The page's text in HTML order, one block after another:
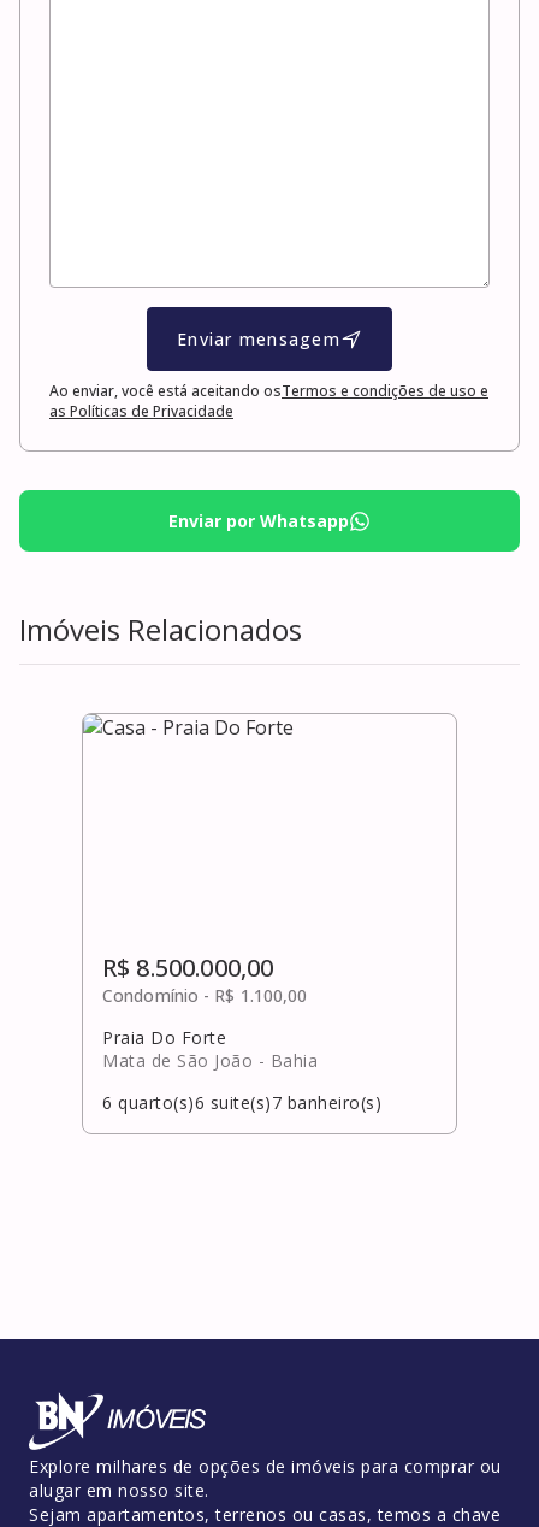
Enviar mensagem
Ao enviar, você está aceitando osTermos e condições de uso e
as Políticas de Privacidade
Enviar por Whatsapp
Imóveis Relacionados
R$ 8.500.000,00
Condomínio - R$ 1.100,00
Praia Do Forte
Mata de São João - Bahia
6 quarto(s)6 suite(s)7 banheiro(s)
Explore milhares de opções de imóveis para comprar ou
alugar em nosso site.
Sejam apartamentos, terrenos ou casas, temos a chave